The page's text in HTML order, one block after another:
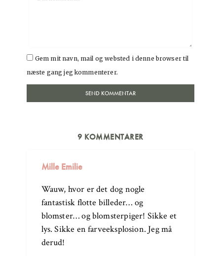
Gem mit navn, mail og websted i denne browser til
næste gang jeg kommenterer.
9 KOMMENTARER
Mille Emilie
Wauw, hvor er det dog nogle
fantastisk flotte billeder… og
blomster… og blomsterpiger! Sikke et
lys. Sikke en farveeksplosion. Jeg må
derud!